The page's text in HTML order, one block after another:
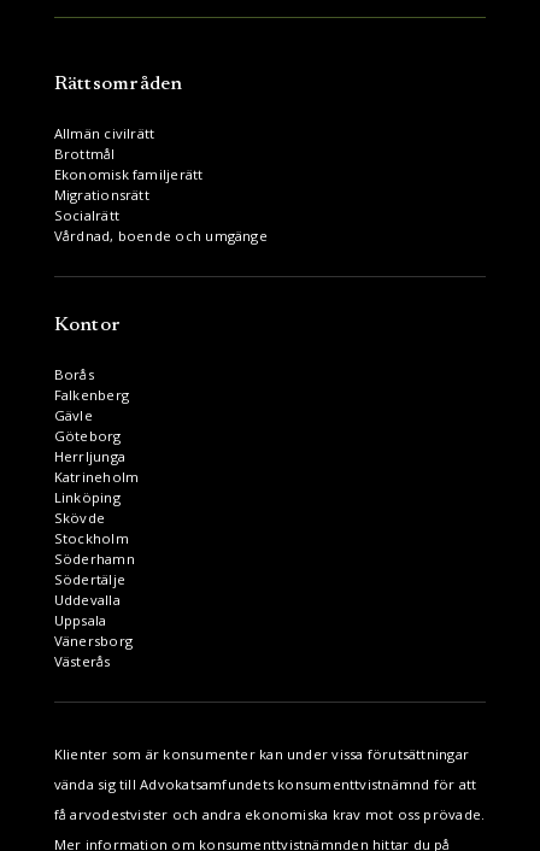
Rättsområden
Allmän civilrätt
Brottmål
Ekonomisk familjerätt
Migrationsrätt
Socialrätt
Vårdnad, boende och umgänge
Kontor
Borås
Falkenberg
Gävle
Göteborg
Herrljunga
Katrineholm
Linköping
Skövde
Stockholm
Söderhamn
Södertälje
Uddevalla
Uppsala
Vänersborg
Västerås
Klienter som är konsumenter kan under vissa förutsättningar
vända sig till Advokatsamfundets konsumenttvistnämnd för att
få arvodestvister och andra ekonomiska krav mot oss prövade.
Mer information om konsumenttvistnämnden hittar du på